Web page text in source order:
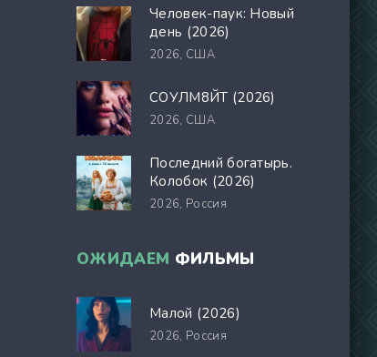
Человек-паук: Новый
день (2026)
2026, США
СОУЛМ8ЙТ (2026)
2026, США
Последний богатырь.
Колобок (2026)
2026, Россия
ОЖИДАЕМ ФИЛЬМЫ
Малой (2026)
2026, Россия